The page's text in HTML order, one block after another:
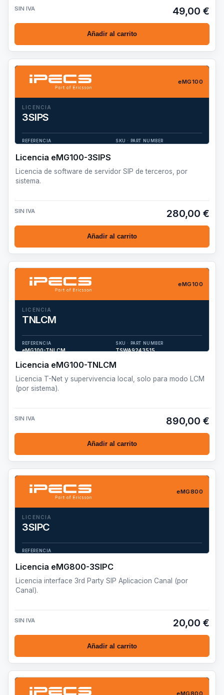
SIN IVA 49,00 €
Añadir al carrito
eMG100
LICENCIA
3SIPS
REFERENCIA SKU · PART NUMBER
Licencia eMG100-3SIPS
Licencia de software de servidor SIP de terceros, por
sistema.
SIN IVA 280,00 €
Añadir al carrito
eMG100
LICENCIA
TNLCM
sistema).
REFERENCIA
eMG100-TNLCM
SKU · PART NUMBER
TSWA9243515
Licencia eMG100-TNLCM
Licencia T-Net y supervivencia local, solo para modo LCM
(por sistema).
SIN IVA 890,00 €
Añadir al carrito
eMG800
LICENCIA
3SIPC
REFERENCIA
Licencia eMG800-3SIPC
Licencia interface 3rd Party SIP Aplicacion Canal (por
Canal).
SIN IVA 20,00 €
Añadir al carrito